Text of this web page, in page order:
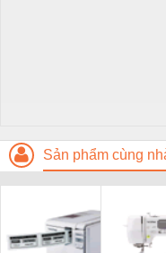
Sản phẩm cùng